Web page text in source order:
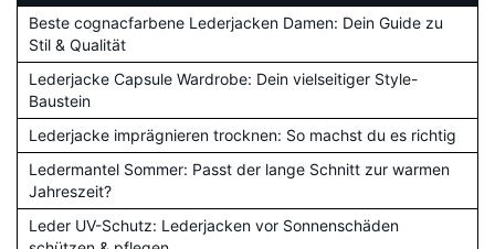
Beste cognacfarbene Lederjacken Damen: Dein Guide zu
Stil & Qualität
Lederjacke Capsule Wardrobe: Dein vielseitiger Style-
Baustein
Lederjacke imprägnieren trocknen: So machst du es richtig
Ledermantel Sommer: Passt der lange Schnitt zur warmen
Jahreszeit?
Leder UV-Schutz: Lederjacken vor Sonnenschäden